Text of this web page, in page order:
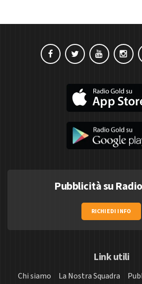
Pubblicità su
RICHIEDI INFO
Link utili
Chi siamo La Nostra Squadra